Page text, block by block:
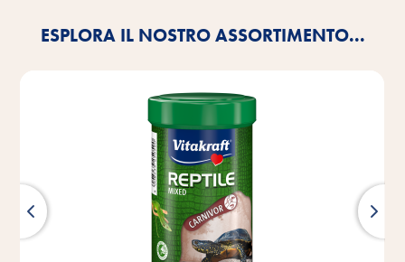
ESPLORA IL NOSTRO ASSORTIMENTO...